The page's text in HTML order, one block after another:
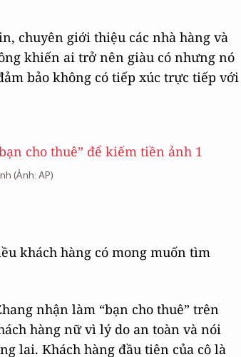
chuyên giới thiệu các nhà hàng và
khiến ai trở nên giàu có nhưng nó
bảo không có tiếp xúc trực tiếp với
(Ảnh: AP)
khách hàng có mong muốn tìm
nhận làm “bạn cho thuê” trên
hàng nữ vì lý do an toàn và nói
lai. Khách hàng đầu tiên của cô là